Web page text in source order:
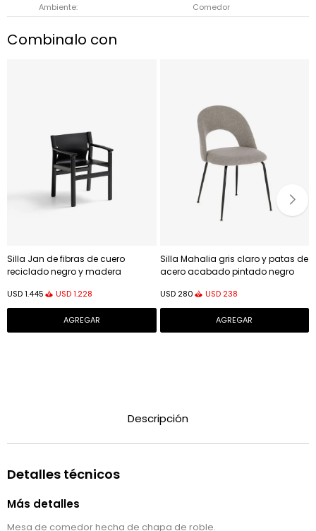
Ambiente
Comedor
Combinalo con
Silla Jan de fibras de cuero
reciclado negro y madera
negro FSC 100%
USD1.445 USD1.228
Silla Mahalia gris claro y patas de
acero acabado pintado negro
USD 280 USD 238
Descripción
Detalles técnicos
Más detalles
Mesa de comedor hecha de chapa de roble.